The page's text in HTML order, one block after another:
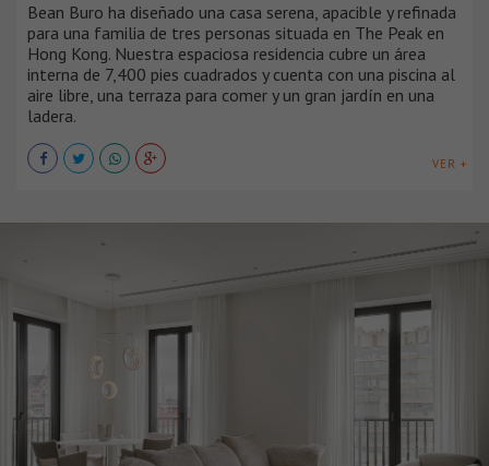
Bean Buro ha diseñado una casa serena, apacible y refinada
para una familia de tres personas situada en The Peak en
Hong Kong. Nuestra espaciosa residencia cubre un área
interna de 7,400 pies cuadrados y cuenta con una piscina al
aire libre, una terraza para comer y un gran jardín en una
ladera.
VER +